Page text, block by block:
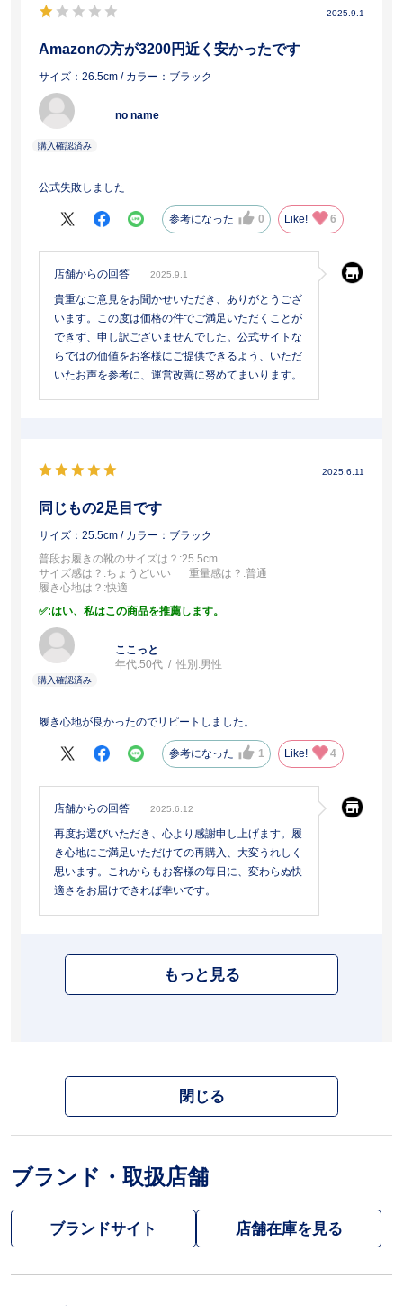
2025.9.1
Amazonの方が3200円近く安かったです
サイズ：26.5cm / カラー：ブラック
no name
公式失敗しました
参考になった 0 Like! 6
店舗からの回答 2025.9.1
貴重なご意見をお聞かせいただき、ありがとうござ
います。この度は価格の件でご満足いただくことが
できず、申し訳ございませんでした。公式サイトな
らではの価値をお客様にご提供できるよう、いただ
いたお声を参考に、運営改善に努めてまいります。
2025.6.11
同じもの2足目です
サイズ：25.5cm / カラー：ブラック
普段お履きの靴のサイズは？ :25.5cm
サイズ感は？ :ちょうどいい 重量感は？ :普通
履き心地は？ :快適
:はい、私はこの商品を推薦します。
ここっと
年代:50代 性別:男性
履き心地が良かったのでリピートしました。
参考になった 1 Like! 4
店舗からの回答 2025.6.12
再度お選びいただき、心より感謝申し上げます。履
き心地にご満足いただけての再購入、大変うれしく
思います。これからもお客様の毎日に、変わらぬ快
適さをお届けできれば幸いです。
もっと見る
閉じる
ブランド・取扱店舗
ブランドサイト